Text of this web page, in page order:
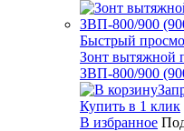
Быстрый
Зонт вытяжной
ЗВП-800/900
Купить в 1 клик
В избранное